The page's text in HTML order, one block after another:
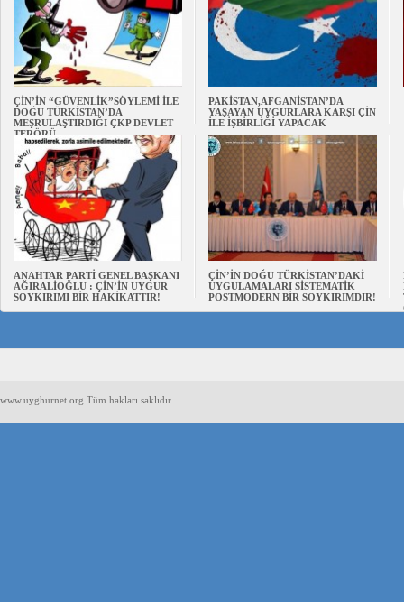
ÇİN’İN “GÜVENLİK”SÖYLEMİ İLE
DOĞU TÜRKİSTAN’DA
MEŞRULAŞTIRDIĞI ÇKP DEVLET
TERÖRÜ
PAKİSTAN,AFGANİSTAN’DA
YAŞAYAN UYGURLARA KARŞI ÇİN
İLE İŞBİRLİĞİ YAPACAK
ANAHTAR PARTİ GENEL BAŞKANI
AĞIRALİOĞLU : ÇİN’İN UYGUR
SOYKIRIMI BİR HAKİKATTIR!
ÇİN’İN DOĞU TÜRKİSTAN’DAKİ
UYGULAMALARI SİSTEMATİK
POSTMODERN BİR SOYKIRIMDIR!
www.uyghurnet.org Tüm hakları saklıdır